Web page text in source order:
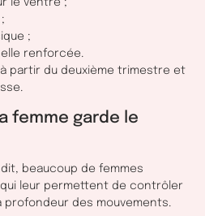
le ventre ;
;
renforcée.
partir du deuxième trimestre et
femme garde le
beaucoup de femmes
leur permettent de contrôler
profondeur des mouvements.